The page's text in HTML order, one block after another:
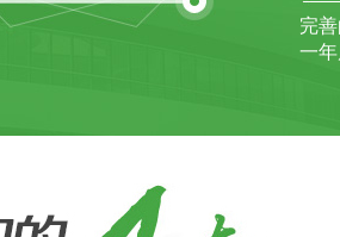
完
一